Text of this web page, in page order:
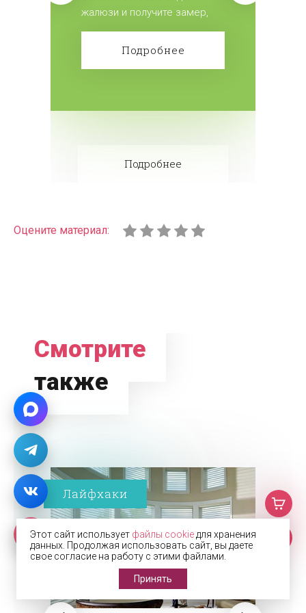
жалюзи и получите замер,
доставку и монтаж
бесплатно! Сделайте заказ!
Подробнее
Подробнее
Оцените материал:
Смотрите
также
Лайфхаки
Этот сайт использует файлы cookie для хранения
данных. Продолжая использовать сайт, вы даете
свое согласие на работу с этими файлами.
Принять